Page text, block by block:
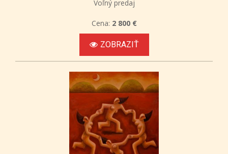
Voľný predaj
Cena: 2 800 €
ZOBRAZIŤ